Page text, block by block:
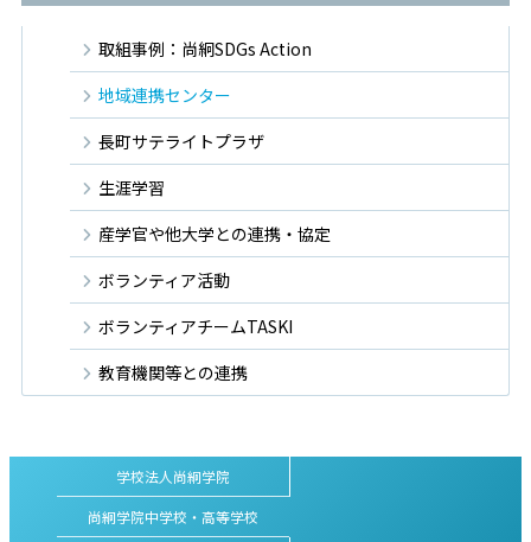
取組事例：尚絅SDGs Action
地域連携センター
長町サテライトプラザ
生涯学習
産学官や他大学との連携・協定
ボランティア活動
ボランティアチームTASKI
教育機関等との連携
学校法人尚絅学院
尚絅学院中学校・高等学校